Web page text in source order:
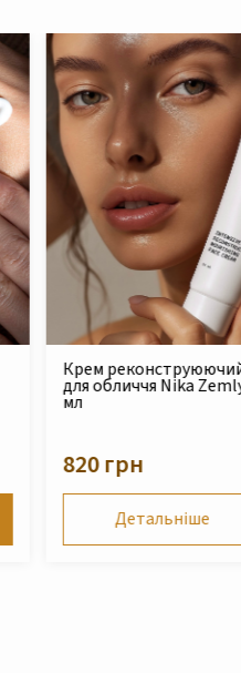
Філер для волосся
Zemlyanikina, 10 мл x
210 грн
Детальніше